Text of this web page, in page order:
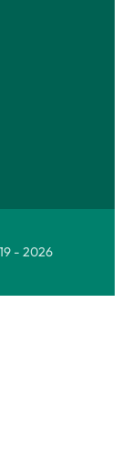
- 2026